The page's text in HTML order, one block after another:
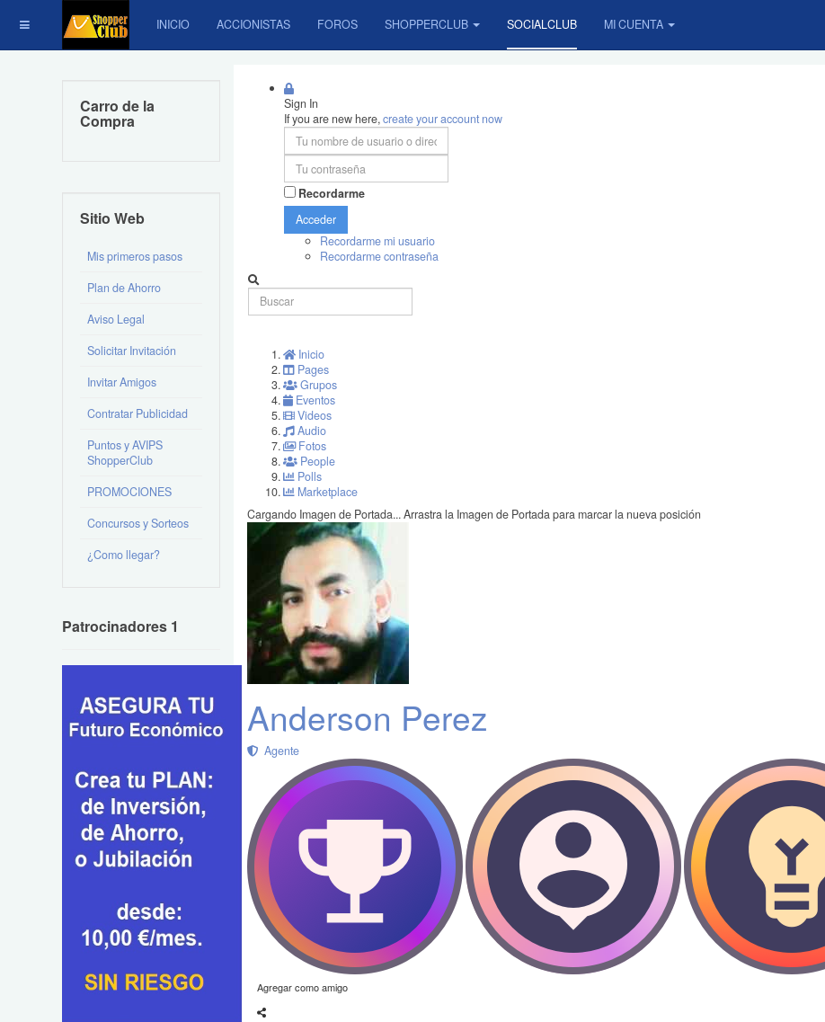
INICIO ACCIONISTAS FOROS SHOPPERCLUB SOCIALCLUB MI CUENTA
Sign In
If you are new here,create your account now
Recordarme
Acceder
Recordarme mi usuario
Recordarme contraseña
Inicio
Pages
Grupos
Eventos
Videos
Audio
Fotos
People
Polls
Marketplace
Cargando Imagen de Portada...Arrastra la Imagen de Portada para marcar la nueva posición
Anderson Perez
Agente
Agregar como amigo
Carro de la
Compra
Sitio Web
Mis primeros pasos
Plan de Ahorro
Aviso Legal
Solicitar Invitación
Invitar Amigos
Contratar Publicidad
Puntos y AVIPS
ShopperClub
PROMOCIONES
Concursos y Sorteos
¿Como llegar?
Patrocinadores 1